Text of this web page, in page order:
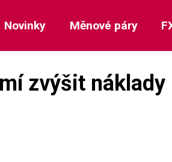
Novinky Měnové páry
zvýšit náklady